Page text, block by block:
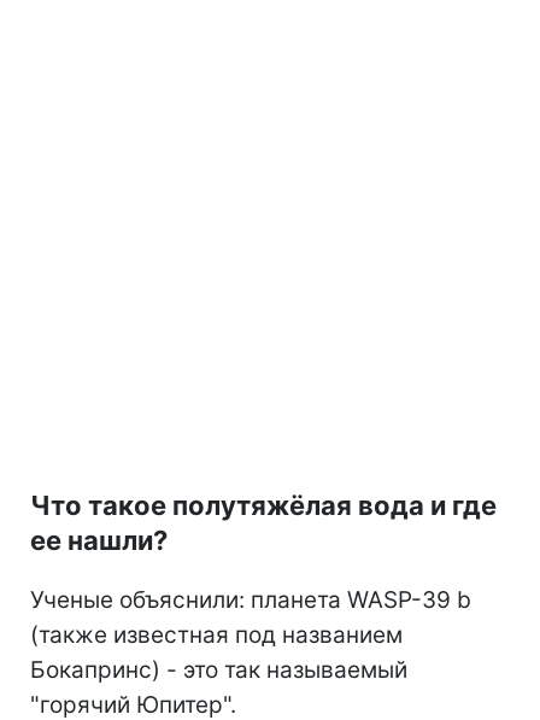
Что такое полутяжёлая вода и где
ее нашли?
Ученые объяснили: планета WASP-39 b
(также известная под названием
Бокапринс) - это так называемый
"горячий Юпитер".